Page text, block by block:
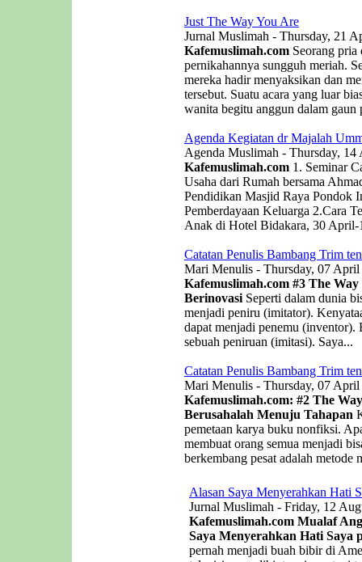
Just The Way You Are
Jurnal Muslimah - Thursday, 21
Kafemuslimah.com Seorang pria
pernikahannya sungguh meriah.
mereka hadir menyaksikan dan
tersebut. Suatu acara yang luar
wanita begitu anggun dalam gaun
Agenda Kegiatan dr Majalah
Agenda Muslimah - Thursday, 14
Kafemuslimah.com 1. Seminar
Usaha dari Rumah bersama
Pendidikan Masjid Raya Pondok
Pemberdayaan Keluarga 2.Cara
Anak di Hotel Bidakara, 30
Catatan Penulis Bambang Trim
Mari Menulis - Thursday, 07 April
Kafemuslimah.com #3 The
Berinovasi Seperti dalam dunia
menjadi peniru (imitator).
dapat menjadi penemu
sebuah peniruan (imitasi). Saya...
Catatan Penulis Bambang Trim
Mari Menulis - Thursday, 07 April
Kafemuslimah.com: #2 The
Berusahalah Menuju Tahapan
pemetaan karya buku nonfiksi.
membuat orang semua menjadi
berkembang pesat adalah metode
Alasan Saya Menyerahkan Hati
Jurnal Muslimah - Friday, 12
Kafemuslimah.com Mualaf
Saya Menyerahkan Hati Saya
pernah menjadi buah bibir di